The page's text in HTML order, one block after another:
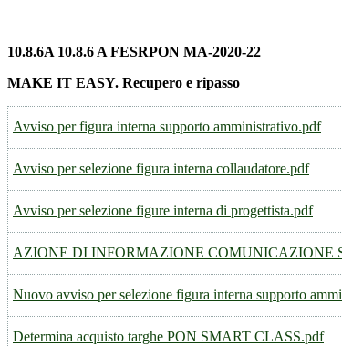
10.8.6A 10.8.6 A FESRPON MA-2020-22
MAKE IT EASY. Recupero e ripasso
Avviso per figura interna supporto amministrativo.pdf
Avviso per selezione figura interna collaudatore.pdf
Avviso per selezione figure interna di progettista.pdf
AZIONE DI INFORMAZIONE COMUNICAZIONE
Nuovo avviso per selezione figura interna supporto
Determina acquisto targhe PON SMART CLASS.pdf